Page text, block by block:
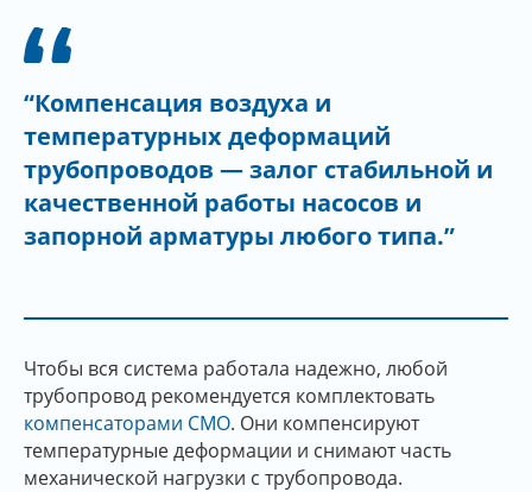
“Компенсация воздуха и
температурных деформаций
трубопроводов — залог стабильной и
качественной работы насосов и
запорной арматуры любого типа.”
Чтобы вся система работала надежно, любой
трубопровод рекомендуется комплектовать
компенсаторами CMO. Они компенсируют
температурные деформации и снимают часть
механической нагрузки с трубопровода.